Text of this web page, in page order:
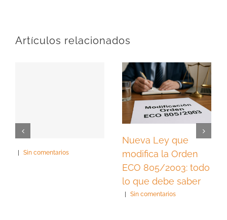
Artículos relacionados
| Sin comentarios
Nueva Ley que
modifica la Orden
ECO 805/2003: todo
lo que debe saber
Sin comentarios